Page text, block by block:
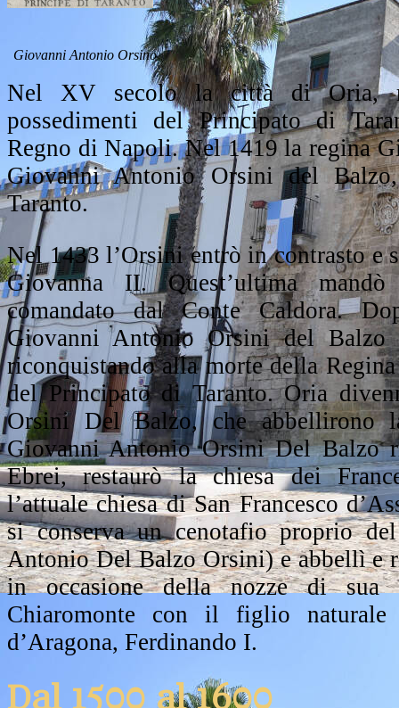
Giovanni Antonio Orsino
Nel XV secolo la città di Oria,
possedimenti del Principato di
Regno di Napoli. Nel 1419 la regina
Giovanni Antonio Orsini del
Taranto.
Nel 1433 l’Orsini entrò in contrasto e
Giovanna II. Quest’ultima
comandato dal Conte Caldora.
Giovanni Antonio Orsini del Balzo
riconquistando alla morte della
del Principato di Taranto. Oria
Orsini Del Balzo, che abbellirono
Giovanni Antonio Orsini Del Balzo
Ebrei, restaurò la chiesa dei
l’attuale chiesa di San Francesco
si conserva un cenotafio proprio
Antonio Del Balzo Orsini) e abbellì e
in occasione della nozze di sua
Chiaromonte con il figlio
d’Aragona, Ferdinando I.
Dal 1500 al 1600